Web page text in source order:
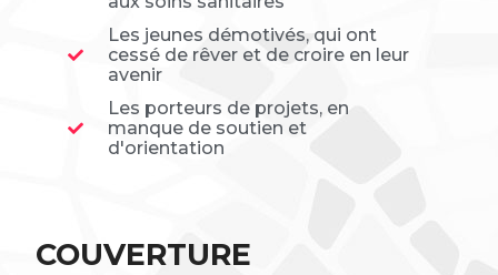
Les jeunes démotivés, qui ont
cessé de rêver et de croire en leur
avenir
Les porteurs de projets, en
manque de soutien et
d'orientation
COUVERTURE